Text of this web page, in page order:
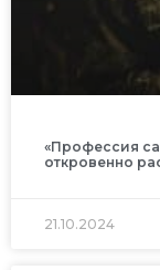
«Профессия
откровенно
21.10.2024